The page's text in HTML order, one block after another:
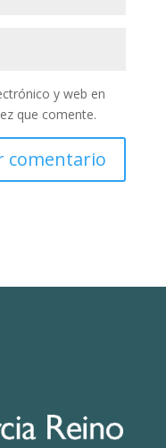
y web en
que comente.